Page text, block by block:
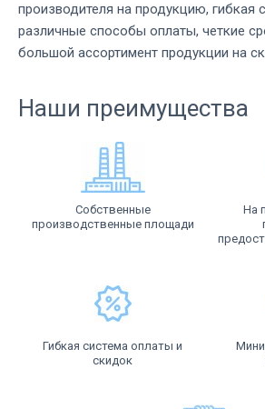
производителя на продукцию, гибкая
различные способы оплаты, четкие
большой ассортимент продукции на
Наши преимущества
Собственные
производственные площади
На
Гибкая система оплаты и
скидок